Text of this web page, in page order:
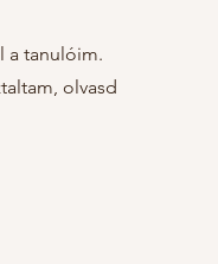
a tanulóim.
olvasd